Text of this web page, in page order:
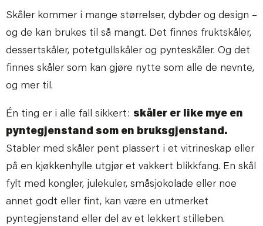
Skåler kommer i mange størrelser, dybder og design –
og de kan brukes til så mangt. Det finnes fruktskåler,
dessertskåler, potetgullskåler og pynteskåler. Og det
finnes skåler som kan gjøre nytte som alle de nevnte,
og mer til.
Én ting er i alle fall sikkert: skåler er like mye en
pyntegjenstand som en bruksgjenstand.
Stabler med skåler pent plassert i et vitrineskap eller
på en kjøkkenhylle utgjør et vakkert blikkfang. En skål
fylt med kongler, julekuler, småsjokolade eller noe
annet godt eller fint, kan være en utmerket
pyntegjenstand eller del av et lekkert stilleben.